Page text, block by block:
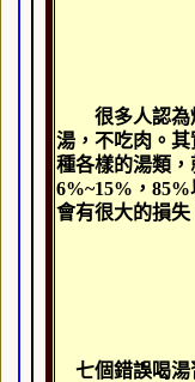
很多人認為燉
湯，不吃肉。
種各樣的湯類
6%~15% ，85%
會有很大的損失
七個錯誤喝